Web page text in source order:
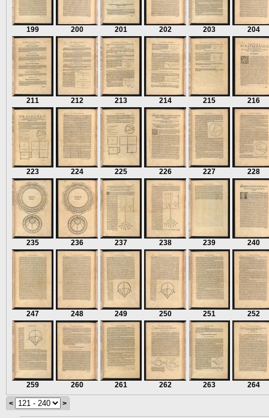
199 200 201 202 203 204
211 212 213 214 215 216
223 224 225 226 227 228
235 236 237 238 239 240
247 248 249 250 251 252
259 260 261 262 263 264
< >